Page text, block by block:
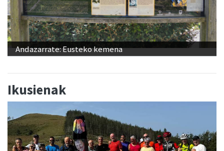
Andazarrate: Eusteko kemena
Ikusienak